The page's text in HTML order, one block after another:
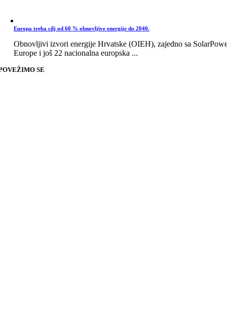
Europa treba cilj od 60 % obnovljive energije do 2040.
Obnovljivi izvori energije Hrvatske (OIEH), zajedno sa
Europe i još 22 nacionalna europska ...
SE